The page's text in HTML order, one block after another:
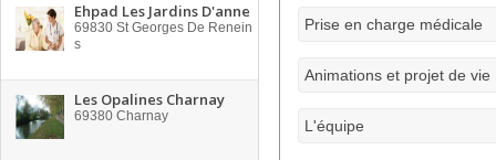
Ehpad Les Jardins D'anne
69830 St Georges De Renein
s
Les Opalines Charnay
69380 Charnay
Prise en charge médicale
Animations et projet de vie
L'équipe